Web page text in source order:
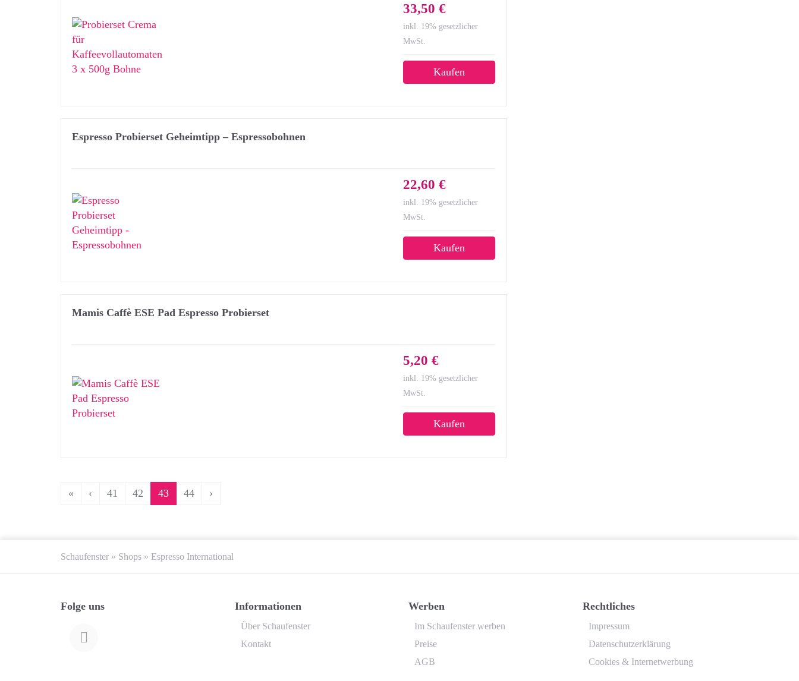
33,50 €
inkl. 19% gesetzlicher
MwSt.
Kaufen
Espresso Probierset Geheimtipp – Espressobohnen
22,60 €
inkl. 19% gesetzlicher
MwSt.
Kaufen
Mamis Caffè ESE Pad Espresso Probierset
5,20 €
inkl. 19% gesetzlicher
MwSt.
Kaufen
« ‹ 41 42 43 44 ›
Schaufenster » Shops » Espresso International
Folge uns Informationen
Über Schaufenster
Kontakt
Werben
Im Schaufenster werben
Preise
AGB
Rechtliches
Impressum
Datenschutzerklärung
Cookies & Internetwerbung